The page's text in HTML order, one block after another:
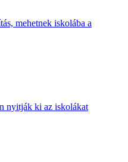
mehetnek iskolába a
nyitják ki az iskolákat